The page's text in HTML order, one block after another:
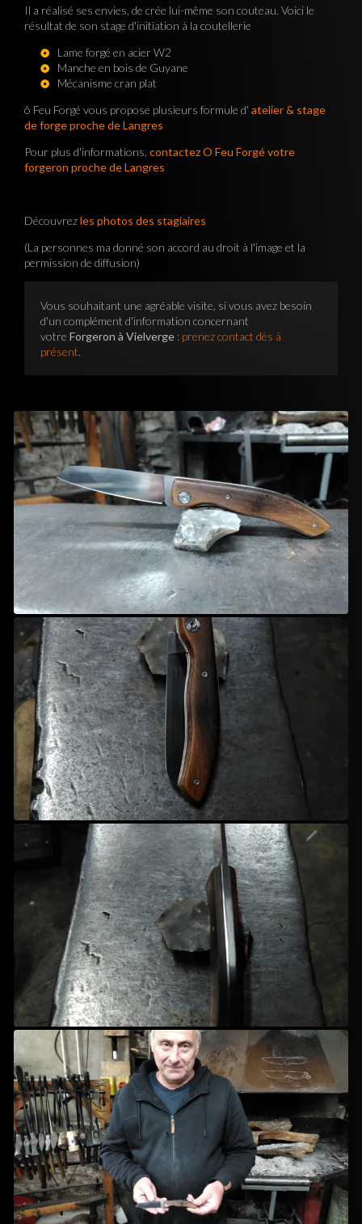
Il a réalisé ses envies, de crée lui-même son couteau. Voici le
résultat de son stage d'initiation à la coutellerie
Lame forgé en acier W2
Manche en bois de Guyane
Mécanisme cran plat
ô Feu Forgé vous propose plusieurs formule d' atelier & stage
de forge proche de Langres
Pour plus d'informations, contactez O Feu Forgé votre
forgeron proche de Langres
Découvrezles photos des stagiaires
(La personnes ma donné son accord au droit à l'image et la
permission de diffusion)
Vous souhaitant une agréable visite, si vous avez besoin
d'un complément d'information concernant
votre Forgeron à Vielverge : prenez contact dès à
présent.